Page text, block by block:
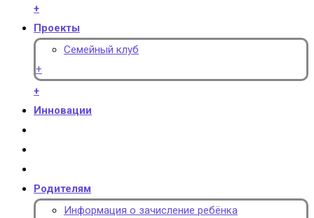
+
Проекты
Семейный клуб
+
+
Инновации
Родителям
Информация о зачисление ребёнка